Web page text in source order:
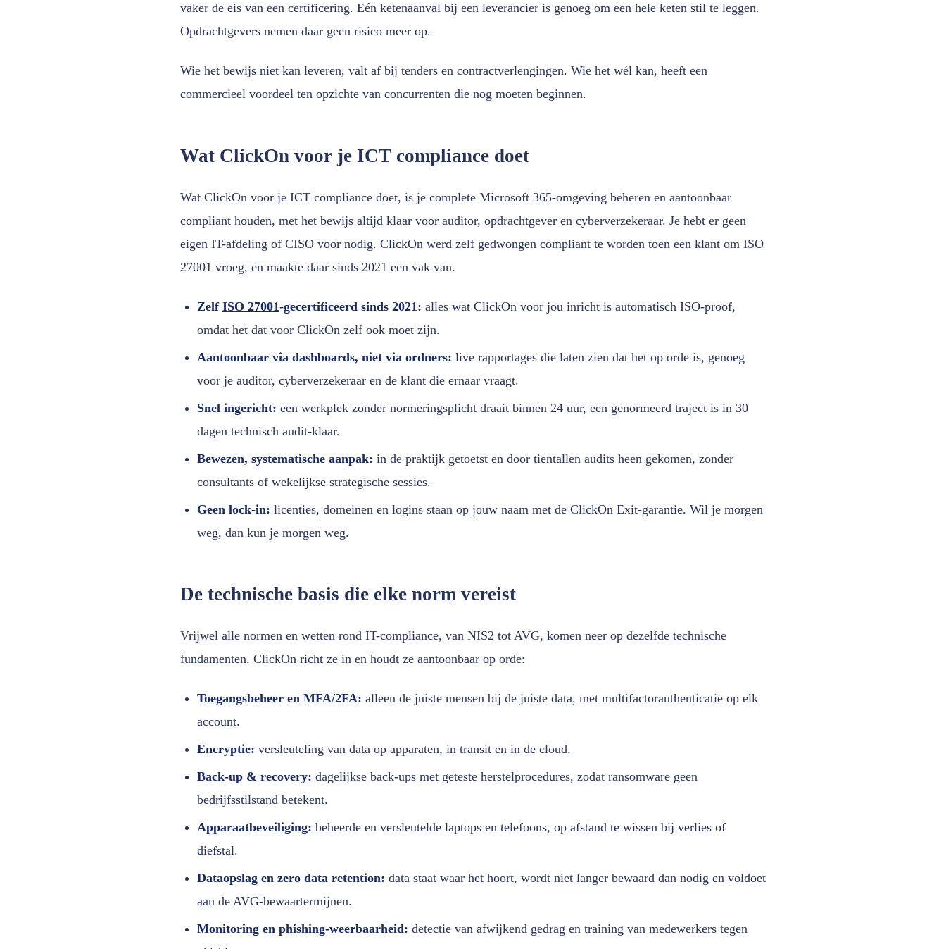
vaker de eis van een certificering. Eén ketenaanval bij een leverancier is genoeg om een hele keten stil te leggen.
Opdrachtgevers nemen daar geen risico meer op.
Wie het bewijs niet kan leveren, valt af bij tenders en contractverlengingen. Wie het wél kan, heeft een
commercieel voordeel ten opzichte van concurrenten die nog moeten beginnen.
Wat ClickOn voor je ICT compliance doet
Wat ClickOn voor je ICT compliance doet, is je complete Microsoft 365-omgeving beheren en aantoonbaar
compliant houden, met het bewijs altijd klaar voor auditor, opdrachtgever en cyberverzekeraar. Je hebt er geen
eigen IT-afdeling of CISO voor nodig. ClickOn werd zelf gedwongen compliant te worden toen een klant om ISO
27001 vroeg, en maakte daar sinds 2021 een vak van.
Zelf ISO 27001-gecertificeerd sinds 2021: alles wat ClickOn voor jou inricht is automatisch ISO-proof,
omdat het dat voor ClickOn zelf ook moet zijn.
Aantoonbaar via dashboards, niet via ordners: live rapportages die laten zien dat het op orde is, genoeg
voor je auditor, cyberverzekeraar en de klant die ernaar vraagt.
Snel ingericht: een werkplek zonder normeringsplicht draait binnen 24 uur, een genormeerd traject is in 30
dagen technisch audit-klaar.
Bewezen, systematische aanpak: in de praktijk getoetst en door tientallen audits heen gekomen, zonder
consultants of wekelijkse strategische sessies.
Geen lock-in: licenties, domeinen en logins staan op jouw naam met de ClickOn Exit-garantie. Wil je morgen
weg, dan kun je morgen weg.
De technische basis die elke norm vereist
Vrijwel alle normen en wetten rond IT-compliance, van NIS2 tot AVG, komen neer op dezelfde technische
fundamenten. ClickOn richt ze in en houdt ze aantoonbaar op orde:
Toegangsbeheer en MFA/2FA: alleen de juiste mensen bij de juiste data, met multifactorauthenticatie op elk
account.
Encryptie: versleuteling van data op apparaten, in transit en in de cloud.
Back-up & recovery: dagelijkse back-ups met geteste herstelprocedures, zodat ransomware geen
bedrijfsstilstand betekent.
Apparaatbeveiliging: beheerde en versleutelde laptops en telefoons, op afstand te wissen bij verlies of
diefstal.
Dataopslag en zero data retention: data staat waar het hoort, wordt niet langer bewaard dan nodig en voldoet
aan de AVG-bewaartermijnen.
Monitoring en phishing-weerbaarheid: detectie van afwijkend gedrag en training van medewerkers tegen